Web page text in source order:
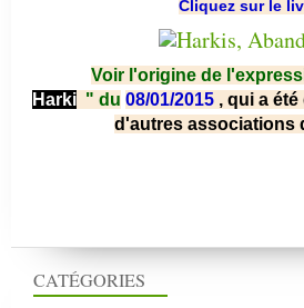
CATÉGORIES
Cliquez sur le
Voir l'origine de
Harki " du 08/01/2015 , qui a
d'autres associations